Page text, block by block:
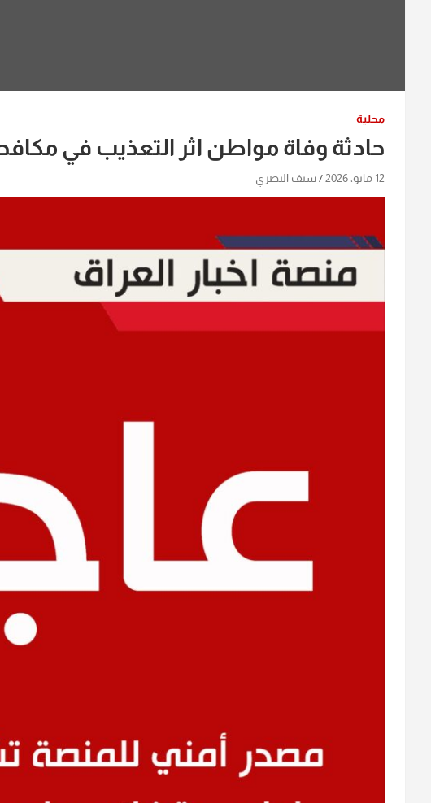
محلية
حادثة وفاة مواطن اثر التعذيب في مكافحة
12 مايو، 2026 سيف البصري